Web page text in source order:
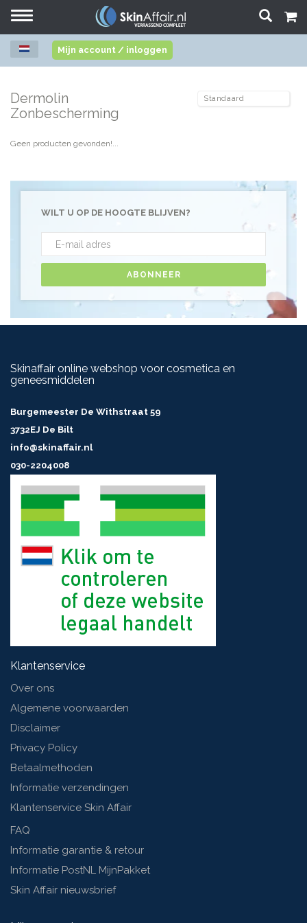
Toggle
Mijn account / inloggen
Dermolin
Zonbescherming
Geen producten gevonden!...
WILT U OP DE HOOGTE BLIJVEN?
ABONNEER
Skinaffair online webshop voor cosmetica en
geneesmiddelen
Burgemeester De Withstraat 59
3732EJ De Bilt
info@skinaffair.nl
030-2204008
Klantenservice
Over ons
Algemene voorwaarden
Disclaimer
Privacy Policy
Betaalmethoden
Informatie verzendingen
Klantenservice Skin Affair
FAQ
Informatie garantie & retour
Informatie PostNL MijnPakket
Skin Affair nieuwsbrief